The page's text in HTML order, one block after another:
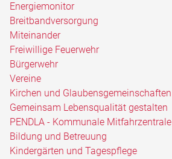
Energiemonitor
Breitbandversorgung
Miteinander
Freiwillige Feuerwehr
Bürgerwehr
Vereine
Kirchen und Glaubensgemeinschaften
Gemeinsam Lebensqualität gestalten
PENDLA - Kommunale Mitfahrzentrale
Bildung und Betreuung
Kindergärten und Tagespflege